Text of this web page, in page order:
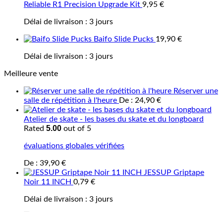
Reliable R1 Precision Upgrade Kit 9,95 €
Délai de livraison : 3 jours
Baifo Slide Pucks 19,90 €
Délai de livraison : 3 jours
Meilleure vente
Réserver une
salle de répétition à l'heure De : 24,90 €
Atelier de skate - les bases du skate et du longboard
Rated 5.00 out of 5
évaluations globales vérifiées
De : 39,90 €
JESSUP Griptape
Noir 11 INCH 0,79 €
Délai de livraison : 3 jours